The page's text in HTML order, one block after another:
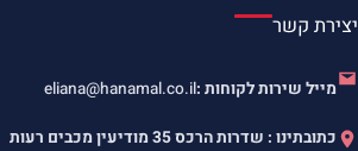
יצירת קשר
מייל שירות לקוחות :eliana@hanamal.co.il
כתובתינו : שדרות הרכס 35 מודיעין מכבים רעות